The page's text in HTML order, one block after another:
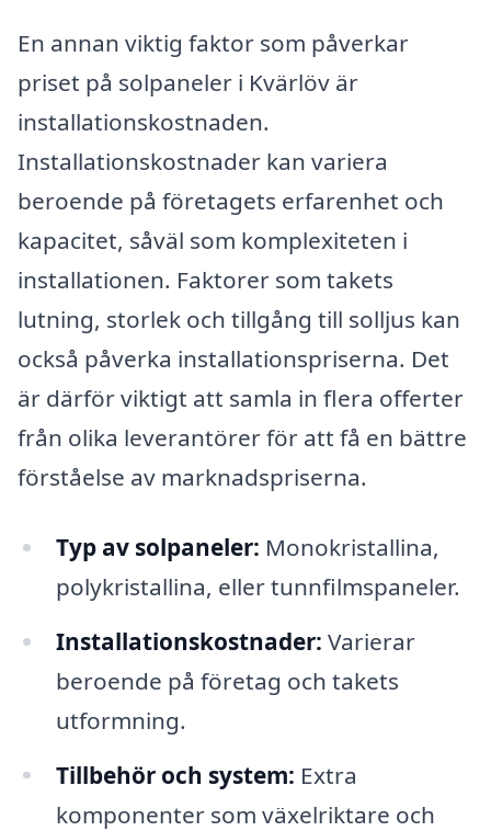
En annan viktig faktor som påverkar
priset på solpaneler i Kvärlöv är
installationskostnaden.
Installationskostnader kan variera
beroende på företagets erfarenhet och
kapacitet, såväl som komplexiteten i
installationen. Faktorer som takets
lutning, storlek och tillgång till solljus kan
också påverka installationspriserna. Det
är därför viktigt att samla in flera offerter
från olika leverantörer för att få en bättre
förståelse av marknadspriserna.
Typ av solpaneler: Monokristallina,
polykristallina, eller tunnfilmspaneler.
Installationskostnader: Varierar
beroende på företag och takets
utformning.
Tillbehör och system: Extra
komponenter som växelriktare och